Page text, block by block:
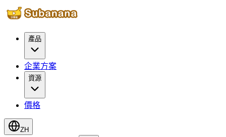
產品
企業方案
資源
價格
ZH